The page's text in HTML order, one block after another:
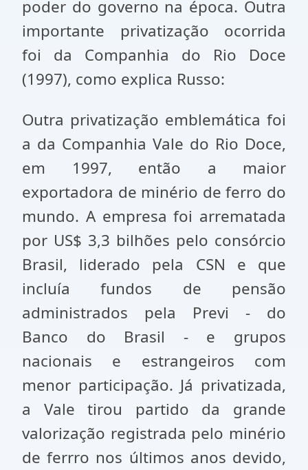
poder do governo na época. Outra
importante privatização ocorrida
foi da Companhia do Rio Doce
(1997), como explica Russo:
Outra privatização emblemática foi
a da Companhia Vale do Rio Doce,
em 1997, então a maior
exportadora de minério de ferro do
mundo. A empresa foi arrematada
por US$ 3,3 bilhões pelo consórcio
Brasil, liderado pela CSN e que
incluía fundos de pensão
administrados pela Previ - do
Banco do Brasil - e grupos
nacionais e estrangeiros com
menor participação. Já privatizada,
a Vale tirou partido da grande
valorização registrada pelo minério
de ferrro nos últimos anos devido,